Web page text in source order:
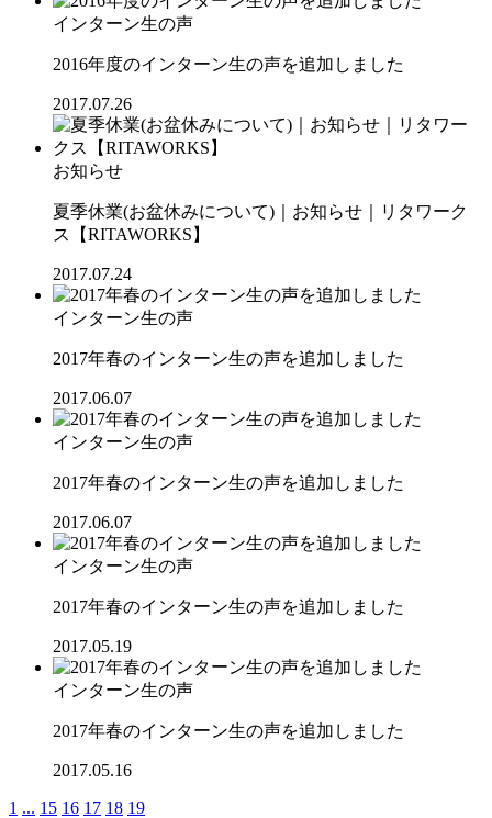
インターン生の声
2016年度のインターン生の声を追加しました
2017.07.26
お知らせ
夏季休業(お盆休みについて)｜お知らせ｜リタワーク
ス【RITAWORKS】
2017.07.24
インターン生の声
2017年春のインターン生の声を追加しました
2017.06.07
インターン生の声
2017年春のインターン生の声を追加しました
2017.06.07
インターン生の声
2017年春のインターン生の声を追加しました
2017.05.19
インターン生の声
2017年春のインターン生の声を追加しました
2017.05.16
1 ... 15 16 17 18 19